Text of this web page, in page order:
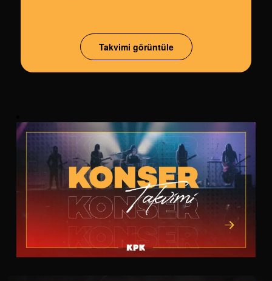
Takvimi görüntüle